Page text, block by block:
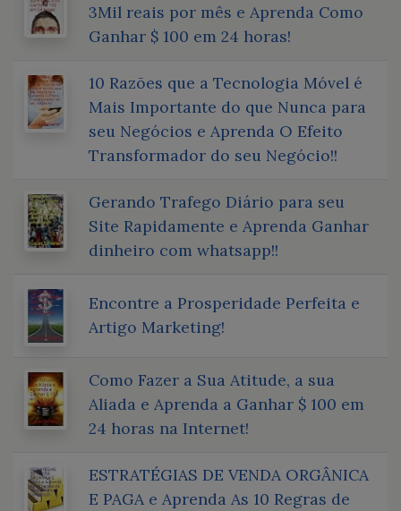
3Mil reais por mês e Aprenda Como
Ganhar $ 100 em 24 horas!
10 Razões que a Tecnologia Móvel é
Mais Importante do que Nunca para
seu Negócios e Aprenda O Efeito
Transformador do seu Negócio!!
Gerando Trafego Diário para seu
Site Rapidamente e Aprenda Ganhar
dinheiro com whatsapp!!
Encontre a Prosperidade Perfeita e
Artigo Marketing!
Como Fazer a Sua Atitude, a sua
Aliada e Aprenda a Ganhar $ 100 em
24 horas na Internet!
ESTRATÉGIAS DE VENDA ORGÂNICA
E PAGA e Aprenda As 10 Regras de